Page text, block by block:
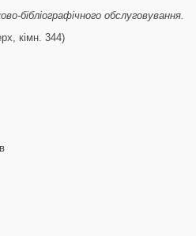
бібліографічного обслуговування.
кімн. 344)